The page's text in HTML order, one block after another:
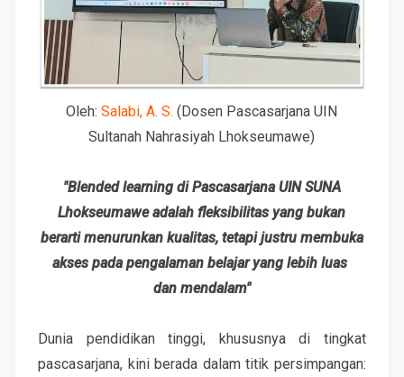
Oleh:Salabi, A. S. (Dosen Pascasarjana UIN
Sultanah Nahrasiyah Lhokseumawe)
"Blended learning di Pascasarjana UIN SUNA
Lhokseumawe adalahfleksibilitas yang bukan
berarti menurunkan kualitas, tetapi justru membuka
akses pada pengalaman belajar yang lebih luas
dan mendalam"
Dunia pendidikan tinggi, khususnya di tingkat
pascasarjana, kini berada dalam titik persimpangan: